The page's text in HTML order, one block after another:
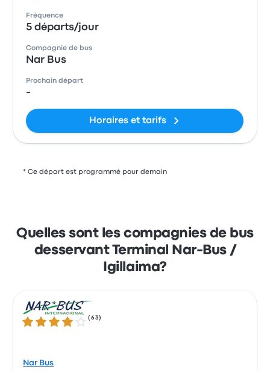
Fréquence
5 départs/jour
Compagnie de bus
Nar Bus
Prochain départ
-
Horaires et tarifs
* Ce départ est programmé pour demain
Quelles sont les compagnies de bus
desservant Terminal Nar-Bus /
Igillaima?
3.9 sur 5 étoiles(63)
Nar Bus